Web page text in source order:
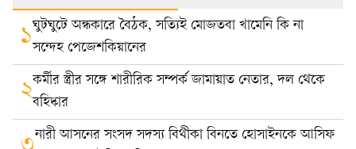
১ঘুটঘুটে অন্ধকারে বৈঠক, সত্যিই মোজতবা খামেনি কি না
সন্দেহ পেজেশকিয়ানের
২কর্মীর স্ত্রীর সঙ্গে শারীরিক সম্পর্ক জামায়াত নেতার, দল থেকে
বহিষ্কার
নারী আসনের সংসদ সদস্য বিথীকা বিনতে হোসাইনকে আসিফ